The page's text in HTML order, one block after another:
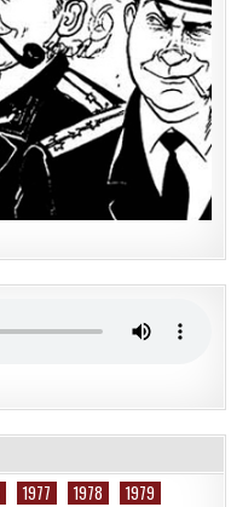
1977 1978
1979